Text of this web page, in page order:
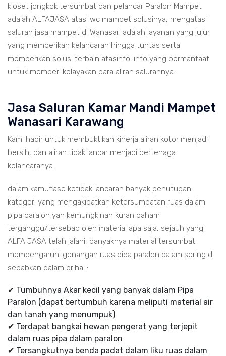
kloset jongkok tersumbat dan pelancar Paralon Mampet
adalah ALFAJASA atasi wc mampet solusinya, mengatasi
saluran jasa mampet di Wanasari adalah layanan yang jujur
yang memberikan kelancaran hingga tuntas serta
memberikan solusi terbain atasinfo-info yang bermanfaat
untuk memberi kelayakan para aliran salurannya.
Jasa Saluran Kamar Mandi Mampet
Wanasari Karawang
Kami hadir untuk membuktikan kinerja aliran kotor menjadi
bersih, dan aliran tidak lancar menjadi bertenaga
kelancaranya.
dalam kamuflase ketidak lancaran banyak penutupan
kategori yang mengakibatkan ketersumbatan ruas dalam
pipa paralon yan kemungkinan kuran paham
terganggu/tersebab oleh material apa saja, sejauh yang
ALFA JASA telah jalani, banyaknya material tersumbat
mempengaruhi genangan ruas pipa paralon dalam sering di
sebabkan dalam prihal :
✔ Tumbuhnya Akar kecil yang banyak dalam Pipa
Paralon (dapat bertumbuh karena meliputi material air
dan tanah yang menumpuk)
✔ Terdapat bangkai hewan pengerat yang terjepit
dalam ruas pipa dalam paralon
✔ Tersangkutnya benda padat dalam liku ruas dalam